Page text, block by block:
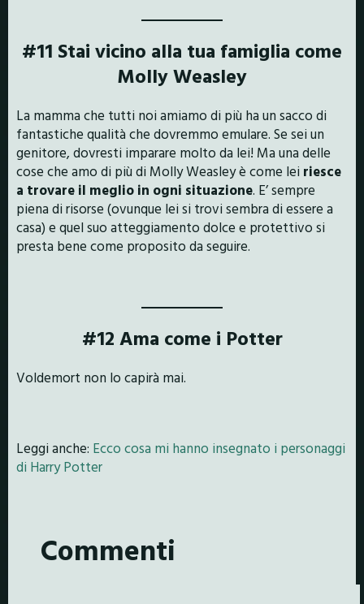
#11 Stai vicino alla tua famiglia come
Molly Weasley
La mamma che tutti noi amiamo di più ha un sacco di
fantastiche qualità che dovremmo emulare. Se sei un
genitore, dovresti imparare molto da lei! Ma una delle
cose che amo di più di Molly Weasley è come lei riesce
a trovare il meglio in ogni situazione. E’ sempre
piena di risorse (ovunque lei si trovi sembra di essere a
casa) e quel suo atteggiamento dolce e protettivo si
presta bene come proposito da seguire.
#12 Ama come i Potter
Voldemort non lo capirà mai.
Leggi anche: Ecco cosa mi hanno insegnato i personaggi
di Harry Potter
Commenti